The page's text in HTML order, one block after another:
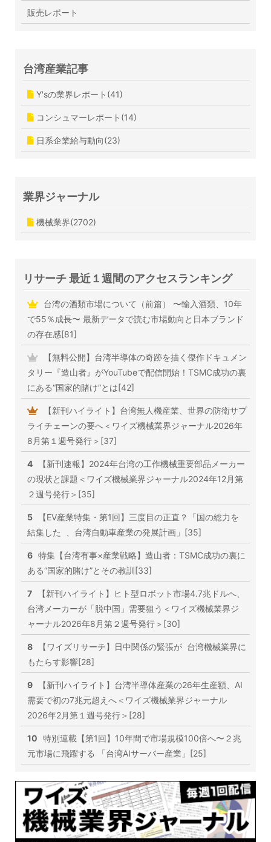
販売レポート
台湾産業記事
Y'sの業界レポート(41)
コンシュマーレポート(14)
日系企業給与動向(23)
業界ジャーナル
機械業界(2702)
リサーチ 最近１週間のアクセスランキング
台湾の酒類市場について（前篇） 〜輸入酒類、10年
で55％成長〜 最新データで読む市場動向と日本ブランド
の存在感[81]
【無料公開】台湾半導体の奇跡を描く傑作ドキュメン
タリー『造山者』がYouTubeで配信開始！TSMC成功の裏
にある“国家的賭け”とは[42]
【新刊ハイライト】台湾無人機産業、世界の防衛サプ
ライチェーンの要へ＜ワイズ機械業界ジャーナル2026年
8月第１週号発行＞[37]
4
【新刊速報】2024年台湾の工作機械重要部品メーカー
の現状と課題＜ワイズ機械業界ジャーナル2024年12月第
２週号発行＞[35]
5
【EV産業特集・第1回】三度目の正直？「国の総力を
結集した 、台湾自動車産業の発展計画」[35]
6 特集【台湾有事×産業戦略】造山者：TSMC成功の裏に
ある“国家的賭け”とその教訓[33]
7
【新刊ハイライト】ヒト型ロボット市場4.7兆ドルへ、
台湾メーカーが「脱中国」需要狙う＜ワイズ機械業界ジ
ャーナル2026年8月第２週号発行＞[30]
8
【ワイズリサーチ】日中関係の緊張が 台湾機械業界に
もたらす影響[28]
9
【新刊ハイライト】台湾半導体産業の26年生産額、AI
需要で初の7兆元超えへ＜ワイズ機械業界ジャーナル
2026年2月第１週号発行＞[28]
10 特別連載【第1回】10年間で市場規模100倍へ〜２兆
元市場に飛躍する 「台湾AIサーバー産業」[25]